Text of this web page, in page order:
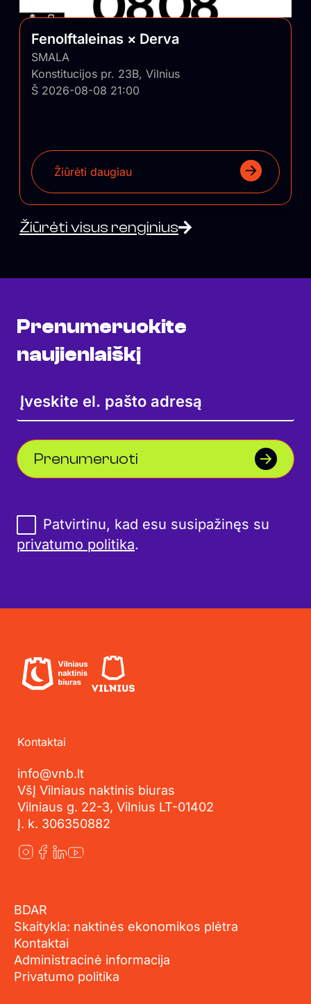
Fenolftaleinas × Derva
SMALA
Konstitucijos pr. 23B, Vilnius
Š 2026-08-08 21:00
Žiūrėti daugiau
Žiūrėti visus renginius
Prenumeruokite
naujienlaiškį
Prenumeruoti
Patvirtinu, kad esu susipažinęs su
privatumo politika.
Kontaktai
info@vnb.lt
VšĮ Vilniaus naktinis biuras
Vilniaus g. 22-3, Vilnius LT-01402
Į. k. 306350882
BDAR
Skaitykla: naktinės ekonomikos plėtra
Kontaktai
Administracinė informacija
Privatumo politika